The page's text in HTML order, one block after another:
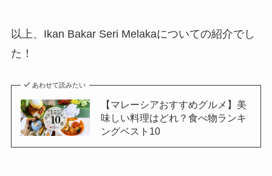
以上、Ikan Bakar Seri Melakaについての紹介でし
た！
あわせて読みたい
【マレーシアおすすめグルメ】美
味しい料理はどれ？食べ物ランキ
ングベスト10